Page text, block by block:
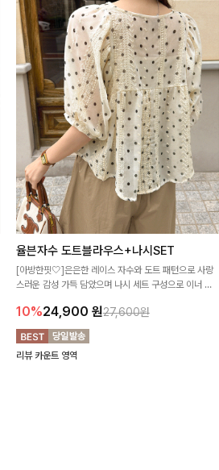
율븐자수 도트블라우스+나시SET
[아방한핏🤍]은은한 레이스 자수와 도트 패턴으로 사랑
스러운 감성 가득 담았으며 나시 세트 구성으로 이너 걱
10%24,900 원27,600원
리뷰 카운트 영역